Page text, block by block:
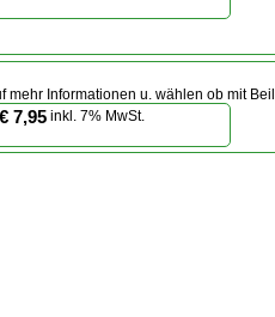
mehr Informationen u. wählen ob mit
€ 7,95 inkl. 7% MwSt.